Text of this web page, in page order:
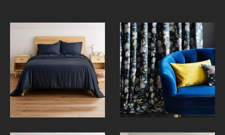
بروشور جدید جدید کاتالوگ 1401